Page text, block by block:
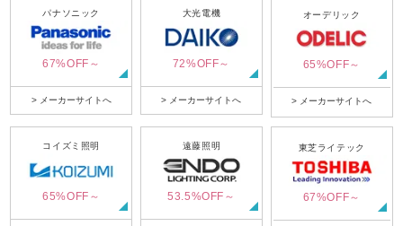
パナソニック
67%OFF～
> メーカーサイトへ
大光電機
72%OFF～
> メーカーサイトへ
オーデリック
65%OFF～
> メーカーサイトへ
コイズミ照明
65%OFF～
遠藤照明
53.5%OFF～
東芝ライテック
67%OFF～